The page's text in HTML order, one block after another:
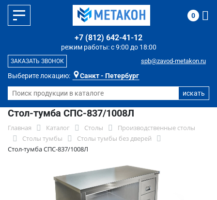
Выберите локацию: Санкт - Петербург
режим работы: с 9:00 до 18:00
+7 (812) 642-41-12
spb@zavod-metakon.ru
ЗАКАЗАТЬ ЗВОНОК
0
Стол-тумба СПС-837/1008Л
Главная Каталог Столы
Производственные столы
Столы тумбы
Столы тумбы без дверей
Стол-тумба СПС-837/1008Л